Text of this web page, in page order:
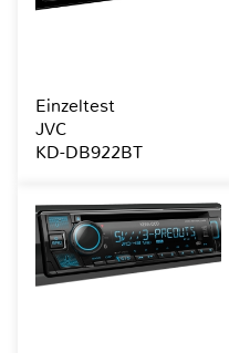
Einzeltest
JVC
KD-DB922BT